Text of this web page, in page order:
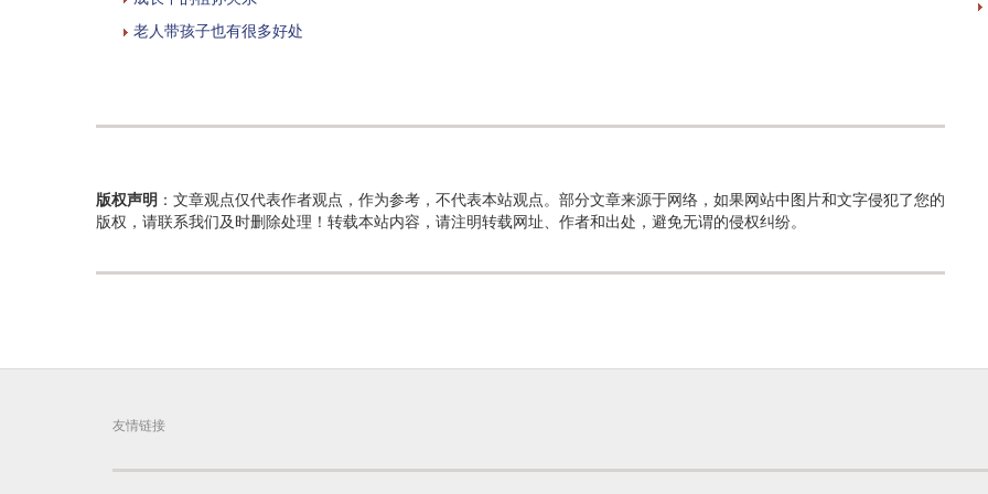
老人带孩子也有很多好处
版权声明 ：文章观点仅代表作者观点，作为参考，不代表本站观点。部分文章来源于网络，如果网站中图片和文字侵犯了您的
版权，请联系我们及时删除处理！转载本站内容，请注明转载网址、作者和出处，避免无谓的侵权纠纷。
友情链接